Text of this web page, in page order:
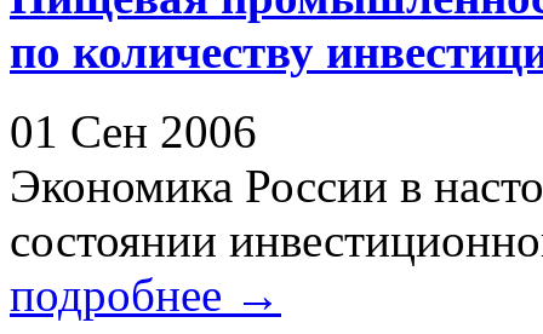
по количеству
01 Сен 2006
Экономика России в
состоянии
подробнее →